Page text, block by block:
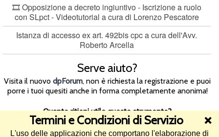
🎞️ Opposizione a decreto ingiuntivo - Iscrizione a ruolo
con SLpct - Videotutorial a cura di Lorenzo Pescatore
Istanza di accesso ex art. 492bis cpc a cura dell'Avv.
Roberto Arcella
Serve aiuto?
Visita il nuovodpForum, non è richiesta la registrazione e puoi
porre i tuoi quesiti anche in forma completamente anonima!
Quanto ritieni utile questo strumento?
Termini e Condizioni di Servizio ❌
L'uso delle applicazioni che comportano l'elaborazione di